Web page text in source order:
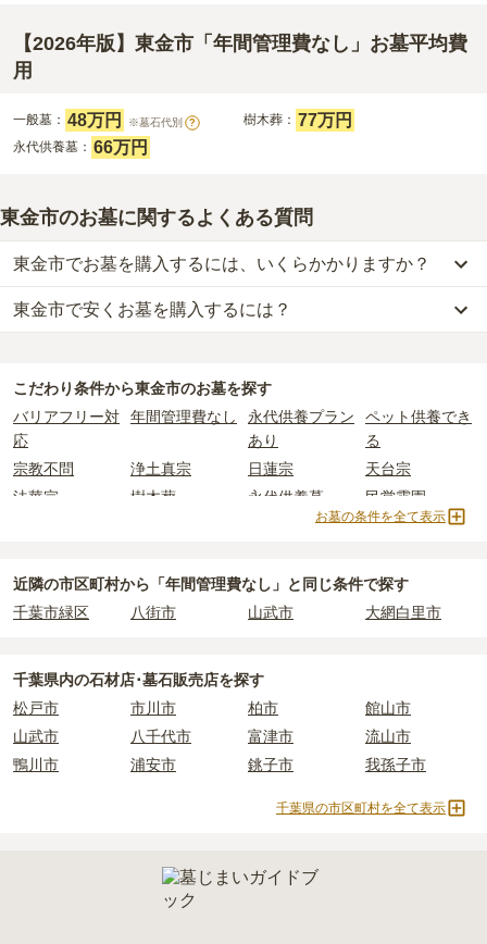
【2026年版】東金市「年間管理費なし」お墓平均費
用
一般墓： 48万円 ※墓石代別 ? 樹木葬： 77万円
永代供養墓： 66万円
東金市のお墓に関するよくある質問
東金市でお墓を購入するには、いくらかかりますか？
東金市での購入費用の目安は、一般墓が約214万円、樹木葬が約77
万円、永代供養墓が約66万円です。
2つが主な費用となります。
の一般墓の永代使用料の平均は48万円 で、墓石代は
千葉県の
平均
です。いずれも区画の広さや墓石の大きさ・素材に
樹木葬・納骨堂・永代供養墓は、基本的に墓石代がかからず、永代
・開眼法要の費用
：お墓を新しく建てた際に行う儀式のための費
用。僧侶に渡すお布施がかかります。
・納骨式の費用
：お墓に遺骨を納める儀式のための費用。僧侶に渡
・年間管理費：お墓の管理費。契約後、毎年発生するケースがあり
正確な費用は、区画や石材の選び方によって大きく変わるため、見
積もりを取るまで確定しません。
東金市で安くお墓を購入するには？
求めいただけます。
する「合祀墓（ごうしぼ）」と呼ばれるタイプです。個別のお墓に
比べて省スペースで管理の手間がかからないため、費用が安く設定
されています。
価格の目安は、1名あたり5万円〜30万円程度です。
お墓を探すのがおすすめです。
こだわり条件から東金市のお墓を探す
バリアフリー対
応
年間管理費なし
永代供養プラン
あり
ペット供養でき
る
宗教不問
浄土真宗 日蓮宗
天台宗
法華宗
樹木葬 永代供養墓
民営霊園
2人用区画あり 3人用区画あり
お墓の条件を全て表示
近隣の市区町村から 「年間管理費なし」と 同じ条件で探す
千葉市緑区
八街市 山武市 大網白里市
千葉県内の石材店･墓石販売店を探す
松戸市
市川市 柏市
館山市
山武市
八千代市 富津市
流山市
鴨川市
浦安市 銚子市 我孫子市
千葉県の市区町村を全て表示